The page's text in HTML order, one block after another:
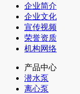
企业简介
企业文化
宣传视频
荣誉资质
机构网络
产品中心
潜水泵
离心泵